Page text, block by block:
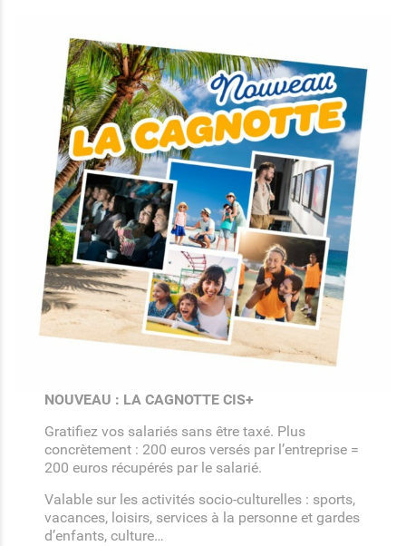
NOUVEAU : LA CAGNOTTE CIS+
Gratifiez vos salariés sans être taxé. Plus
concrètement : 200 euros versés par l’entreprise =
200 euros récupérés par le salarié.
Valable sur les activités socio-culturelles : sports,
vacances, loisirs, services à la personne et gardes
d’enfants, culture…